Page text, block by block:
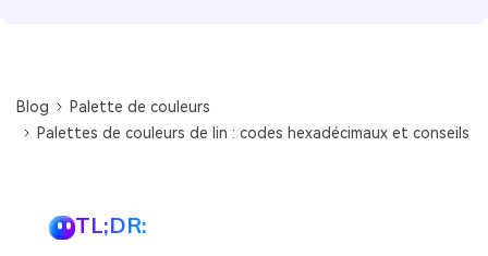
Blog
Palette de couleurs
Palettes de couleurs de lin : codes hexadécimaux et conseils
TL;DR: